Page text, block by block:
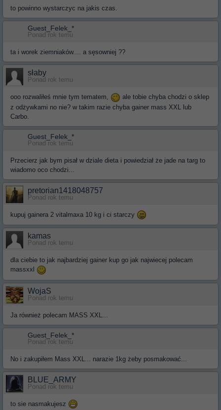
to powinno wystarczyc na jakis czas.
Guest_Felek_*
Ponad rok temu
ta i worek ziemniaków.... a sęsowniej ??
słaby
Ponad rok temu
ooo rozwaliłeś mnie tym tematem,
ale tobie chyba chodzi o sklep
z odżywkami no nie? w takim razie chyba gainer mass XXL lub
Carbo.
Guest_Felek_*
Ponad rok temu
Przecierz jak bym pisał w dziale dieta i powiedział że jade na targ to
wiadomo oco chodzi...
pretorian1418048757
Ponad rok temu
kupuj gainera 2 vitalmaxa 10 kg i ci starczy
kamas
Ponad rok temu
dla ciebie to jak najbardziej gainer kup go jak najwiecej polecam
massxxl
WojaS
Ponad rok temu
Ja również polecam MASS XXL...
Guest_Felek_*
Ponad rok temu
No i zakupiłem Mass XXL... narazie 1kg żeby posmakować...
BLUE_ARMY
Ponad rok temu
to sie nasmakujesz